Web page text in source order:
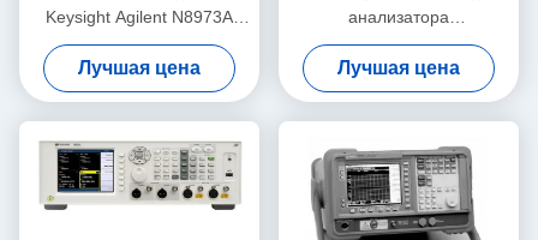
Keysight Agilent N8973A
теста 10MHz-3GHz и
измерения
Лучшая цена
анализатора
многофункциональная
APx515B точности
Лучшая цена